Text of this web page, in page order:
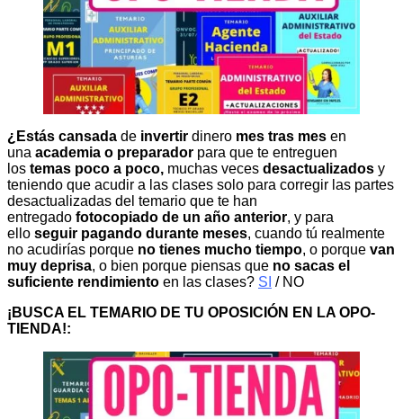
¿Estás cansada de invertir dinero mes tras mes en
una academia o preparador para que te entreguen
los temas poco a poco, muchas veces desactualizados y
teniendo que acudir a las clases solo para corregir las partes
desactualizadas del temario que te han
entregado fotocopiado de un año anterior, y para
ello seguir pagando durante meses, cuando tú realmente
no acudirías porque no tienes mucho tiempo, o porque van
muy deprisa, o bien porque piensas que no sacas el
suficiente rendimiento en las clases? SI / NO
¡BUSCA EL TEMARIO DE TU OPOSICIÓN EN LA OPO-
TIENDA!: